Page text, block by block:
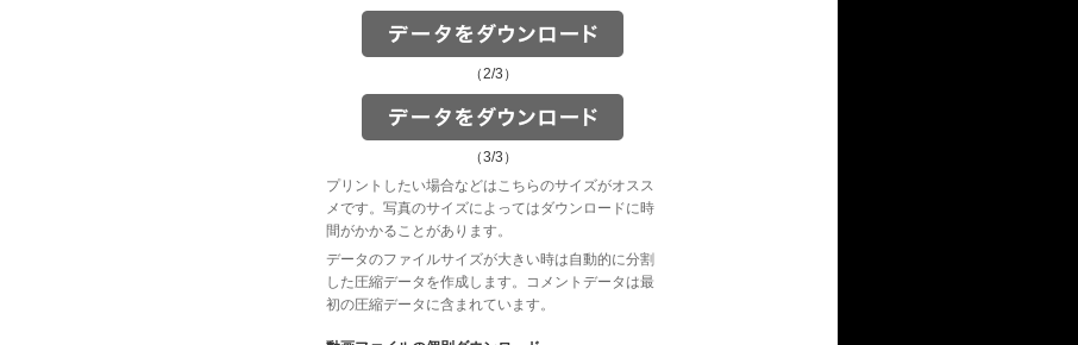
（2/3）
（3/3）
プリントしたい場合などはこちらのサイズがオスス
メです。写真のサイズによってはダウンロードに時
間がかかることがあります。
データのファイルサイズが大きい時は自動的に分割
した圧縮データを作成します。コメントデータは最
初の圧縮データに含まれています。